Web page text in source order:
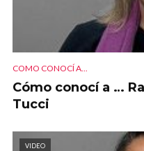
COMO CONOCÍ A...
Cómo conocí a …
Tucci
VIDEO